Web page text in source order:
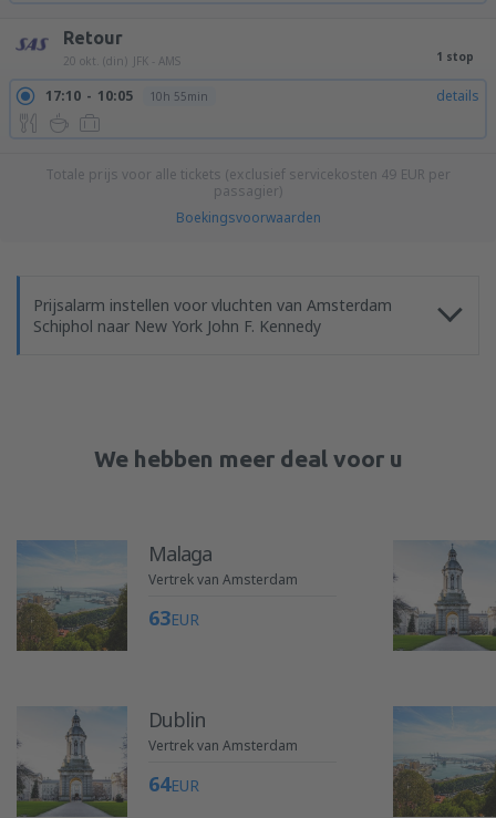
Retour
20 okt. (din) JFK - AMS 1 stop
17:10 10:05 10h 55min details
Totale prijs voor alle tickets (exclusief servicekosten 49 EUR per
passagier)
Boekingsvoorwaarden
Prijsalarm instellen voor vluchten van Amsterdam
Schiphol naar New York John F. Kennedy
We hebben meer deal voor u
Malaga
Vertrek van Amsterdam
63EUR
Dublin
Vertrek van Amsterdam
64EUR